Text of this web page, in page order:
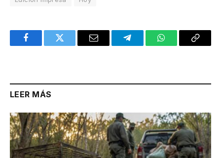
FacebookTwitter Email TelegramWhatsAppCopy
LEER MÁS